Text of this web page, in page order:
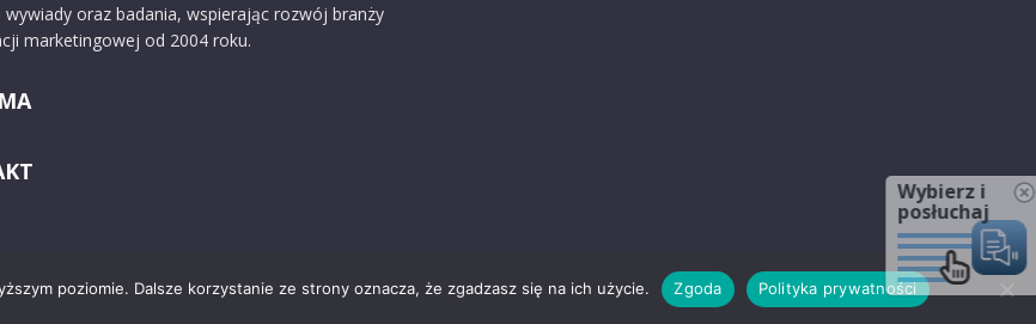
wywiady oraz badania, wspierając rozwój branży
marketingowej od 2004 roku.
O nas Reklama Zastrzeżenia prawne
poziomie. Dalsze korzystanie ze strony oznacza, że zgadzasz się na ich użycie. Zgoda Polityka prywatności
Wybierz i
posłuchaj